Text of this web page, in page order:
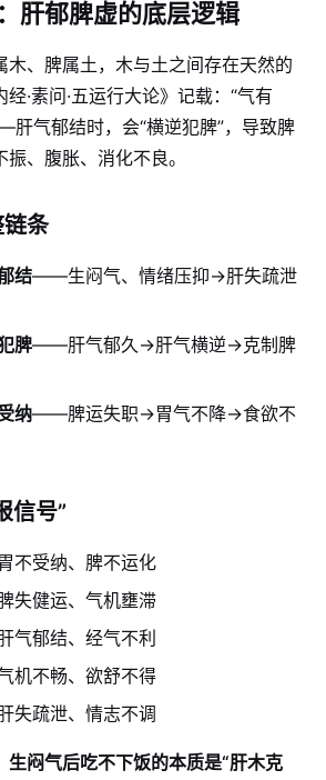
肝郁脾虚的底层逻辑
木、脾属土，木与土之间存在天然的
·素问·五运行大论》记载：“气有
气郁结时，会“横逆犯脾”，导致脾
、腹胀、消化不良。
条
结——生闷气、情绪压抑→肝失疏泄
脾——肝气郁久→肝气横逆→克制脾
纳——脾运失职→胃气不降→食欲不
信号”
受纳、脾不运化
健运、气机壅滞
郁结、经气不利
不畅、欲舒不得
疏泄、情志不调
生闷气后吃不下饭的本质是“肝木克